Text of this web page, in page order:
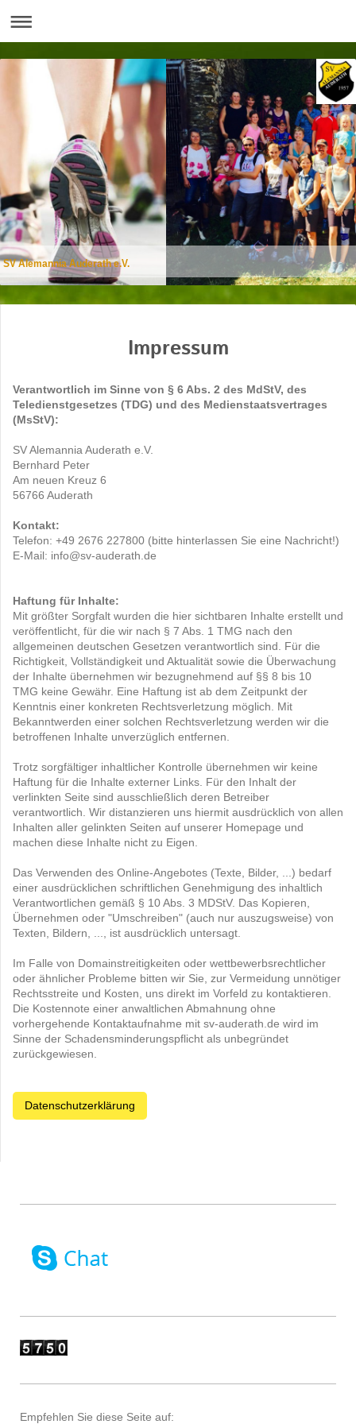
SV Alemannia Auderath e.V.
Impressum
Verantwortlich im Sinne von § 6 Abs. 2 des MdStV, des
Teledienstgesetzes (TDG) und des Medienstaatsvertrages
(MsStV) :
SV Alemannia Auderath e.V.
Bernhard Peter
Am neuen Kreuz 6
56766 Auderath
Kontakt:
Telefon: +49 2676 227800 (bitte hinterlassen Sie eine Nachricht!)
E-Mail: info@sv-auderath.de
Haftung für Inhalte:
Mit größter Sorgfalt wurden die hier sichtbaren Inhalte erstellt und
veröffentlicht, für die wir nach § 7 Abs. 1 TMG nach den
allgemeinen deutschen Gesetzen verantwortlich sind. Für die
Richtigkeit, Vollständigkeit und Aktualität sowie die Überwachung
der Inhalte übernehmen wir bezugnehmend auf §§ 8 bis 10
TMG keine Gewähr. Eine Haftung ist ab dem Zeitpunkt der
Kenntnis einer konkreten Rechtsverletzung möglich. Mit
Bekanntwerden einer solchen Rechtsverletzung werden wir die
betroffenen Inhalte unverzüglich entfernen.
Trotz sorgfältiger inhaltlicher Kontrolle übernehmen wir keine
Haftung für die Inhalte externer Links. Für den Inhalt der
verlinkten Seite sind ausschließlich deren Betreiber
verantwortlich. Wir distanzieren uns hiermit ausdrücklich von allen
Inhalten aller gelinkten Seiten auf unserer Homepage und
machen diese Inhalte nicht zu Eigen.
Das Verwenden des Online-Angebotes (Texte, Bilder, ...) bedarf
einer ausdrücklichen schriftlichen Genehmigung des inhaltlich
Verantwortlichen gemäß § 10 Abs. 3 MDStV. Das Kopieren,
Übernehmen oder "Umschreiben" (auch nur auszugsweise) von
Texten, Bildern, ..., ist ausdrücklich untersagt.
Im Falle von Domainstreitigkeiten oder wettbewerbsrechtlicher
oder ähnlicher Probleme bitten wir Sie, zur Vermeidung unnötiger
Rechtsstreite und Kosten, uns direkt im Vorfeld zu kontaktieren.
Die Kostennote einer anwaltlichen Abmahnung ohne
vorhergehende Kontaktaufnahme mit sv-auderath.de wird im
Sinne der Schadensminderungspflicht als unbegründet
zurückgewiesen.
Datenschutzerklärung
Empfehlen Sie diese Seite auf: